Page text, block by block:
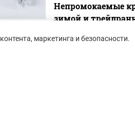
Непромокаемые
зимой и
города и
шипами
маркетинга и безопасности.